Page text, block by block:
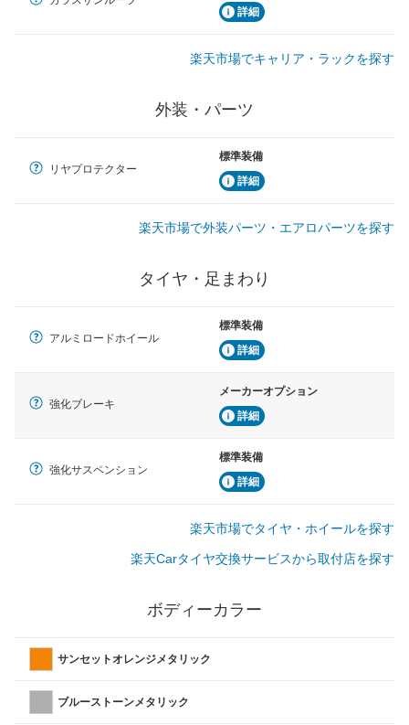
詳細
楽天市場でキャリア・ラックを探す
外装・パーツ
リヤプロテクター
標準装備
詳細
楽天市場で外装パーツ・エアロパーツを探す
タイヤ・足まわり
アルミロードホイール
標準装備
詳細
強化ブレーキ
メーカーオプション
詳細
強化サスペンション
標準装備
詳細
楽天市場でタイヤ・ホイールを探す
楽天Carタイヤ交換サービスから取付店を探す
ボディーカラー
サンセットオレンジメタリック
ブルーストーンメタリック